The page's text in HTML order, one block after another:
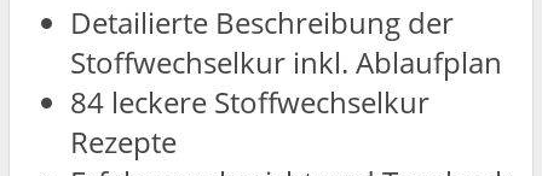
Detailierte Beschreibung der
Stoffwechselkur inkl. Ablaufplan
84 leckere Stoffwechselkur
Rezepte